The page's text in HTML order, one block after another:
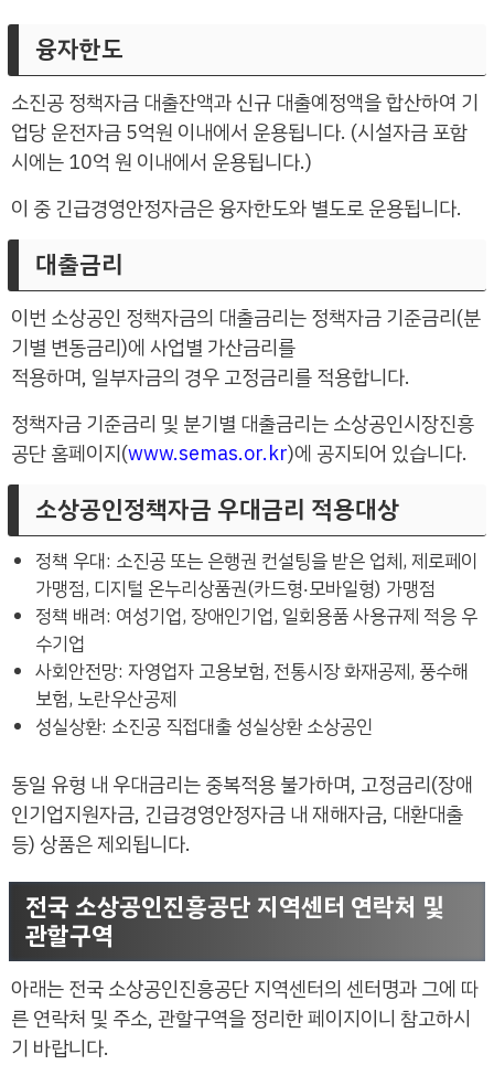
융자한도
소진공 정책자금 대출잔액과 신규 대출예정액을 합산하여 기
업당 운전자금 5억원 이내에서 운용됩니다. (시설자금 포함
시에는 10억 원 이내에서 운용됩니다.)
이 중 긴급경영안정자금은 융자한도와 별도로 운용됩니다.
대출금리
이번 소상공인 정책자금의 대출금리는 정책자금 기준금리(분
기별 변동금리)에 사업별 가산금리를
적용하며, 일부자금의 경우 고정금리를 적용합니다.
정책자금 기준금리 및 분기별 대출금리는 소상공인시장진흥
공단 홈페이지(www.semas.or.kr)에 공지되어 있습니다.
소상공인정책자금 우대금리 적용대상
정책 우대: 소진공 또는 은행권 컨설팅을 받은 업체, 제로페이
가맹점, 디지털 온누리상품권(카드형‧모바일형) 가맹점
정책 배려: 여성기업, 장애인기업, 일회용품 사용규제 적응 우
수기업
사회안전망: 자영업자 고용보험, 전통시장 화재공제, 풍수해
보험, 노란우산공제
성실상환: 소진공 직접대출 성실상환 소상공인
동일 유형 내 우대금리는 중복적용 불가하며, 고정금리(장애
인기업지원자금, 긴급경영안정자금 내 재해자금, 대환대출
등) 상품은 제외됩니다.
전국 소상공인진흥공단 지역센터 연락처 및
관할구역
아래는 전국 소상공인진흥공단 지역센터의 센터명과 그에 따
른 연락처 및 주소, 관할구역을 정리한 페이지이니 참고하시
기 바랍니다.